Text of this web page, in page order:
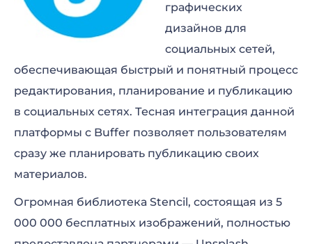
графических
дизайнов для
социальных сетей,
обеспечивающая быстрый и понятный процесс
редактирования, планирование и публикацию
в социальных сетях. Тесная интеграция данной
платформы с Buffer позволяет пользователям
сразу же планировать публикацию своих
материалов.
Огромная библиотека Stencil, состоящая из 5
000 000 бесплатных изображений, полностью